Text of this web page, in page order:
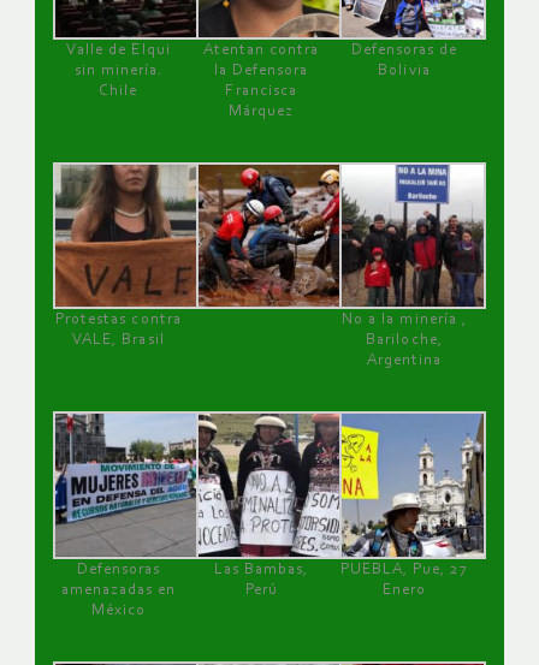
Valle de Elqui
sin minería.
Chile
Atentan contra
la Defensora
Francisca
Márquez
Defensoras de
Bolivia
Protestas contra
VALE, Brasil
No a la minería ,
Bariloche,
Argentina
Defensoras
amenazadas en
México
Las Bambas,
Perú
PUEBLA, Pue, 27
Enero